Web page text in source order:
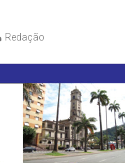
Redação